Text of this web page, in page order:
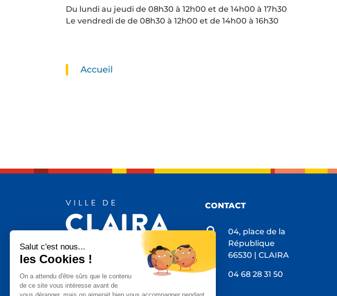
Du lundi au jeudi de 08h30 à 12h00 et de 14h00 à 17h30
Le vendredi de de 08h30 à 12h00 et de 14h00 à 16h30
Accueil
CONTACT

04, place de la
République
66530 | CLAIRA
 04 68 28 31 50
Salut c'est nous...
les Cookies !
On a attendu d'être sûrs que le contenu
de ce site vous intéresse avant de
vous déranger, mais on aimerait bien vous accompagner pendant